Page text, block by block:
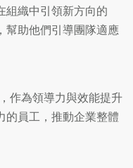
組織中引領新方向的
幫助他們引導團隊適應
作為領導力與效能提升
的員工，推動企業整體